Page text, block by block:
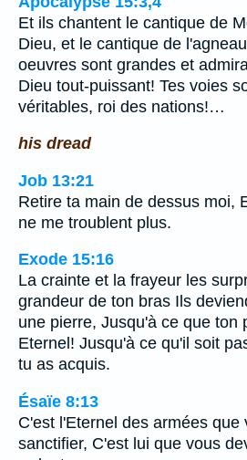
Et ils chantent le cantique de
Dieu, et le cantique de
oeuvres sont grandes et
Dieu tout-puissant! Tes voies
véritables, roi des nations!…
his dread
Job 13:21
Retire ta main de dessus moi,
ne me troublent plus.
Exode 15:16
La crainte et la frayeur les
grandeur de ton bras Ils
une pierre, Jusqu'à ce que ton
Eternel! Jusqu'à ce qu'il soit
tu as acquis.
Ésaïe 8:13
C'est l'Eternel des armées que
sanctifier, C'est lui que vous